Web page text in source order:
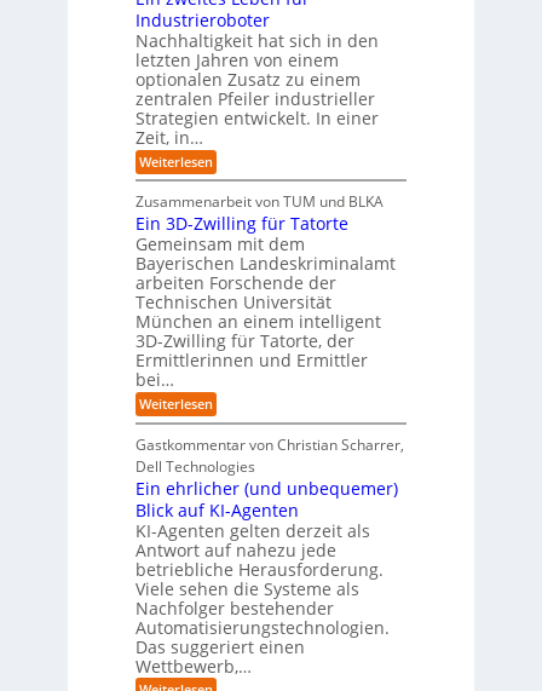
n
F
o
r
m
w
y
s
e
i
l
l
e
r
K
I
z
s
a
m
m
e
n
b
r
i
n
g
e
n
u
s
s
t
e
l
l
n
g
s
f
l
ä
c
h
e
A
P
:
W
i
e
s
u
b
r
e
D
a
t
e
n
K
I
-
r
o
j
e
k
t
e
i
n
d
e
r
I
n
d
u
s
t
d
A
I
-
R
e
p
r
t
S
i
n
k
e
n
d
e
s
C
b
e
r
r
s
i
k
o
,
w
a
c
h
s
e
n
d
Industrieroboter
Nachhaltigkeit hat sich in den
letzten Jahren von einem
optionalen Zusatz zu einem
zentralen Pfeiler industrieller
Strategien entwickelt. In einer
Zeit, in…
Weiterlesen:
E
n
z
w
e
i
t
e
s
L
e
e
n
f
ü
r
I
n
d
u
s
t
r
i
e
r
o
b
o
Zusammenarbeit von TUM und BLKA
Ein 3D-Zwilling für Tatorte
Gemeinsam mit dem
Bayerischen Landeskriminalamt
arbeiten Forschende der
Technischen Universität
München an einem intelligent
3D-Zwilling für Tatorte, der
Ermittlerinnen und Ermittler
bei…
Weiterlesen:
E
n
3
D
-
Z
w
i
l
l
i
n
g
f
ü
Gastkommentar von Christian Scharrer,
Dell Technologies
Ein ehrlicher (und unbequemer)
Blick auf KI-Agenten
KI-Agenten gelten derzeit als
Antwort auf nahezu jede
betriebliche Herausforderung.
Viele sehen die Systeme als
Nachfolger bestehender
Automatisierungstechnologien.
Das suggeriert einen
Wettbewerb,…